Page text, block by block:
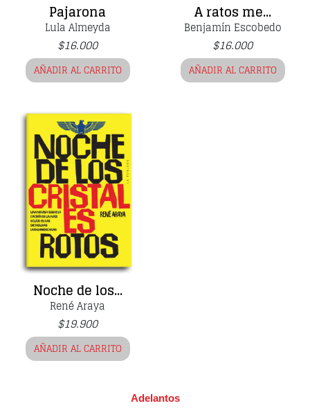
Pajarona
$16.000
Lula Almeyda
AÑADIR AL CARRITO
A ratos me...
$16.000
Benjamín Escobedo
AÑADIR AL CARRITO
Noche de los...
$19.900
René Araya
AÑADIR AL CARRITO
Adelantos